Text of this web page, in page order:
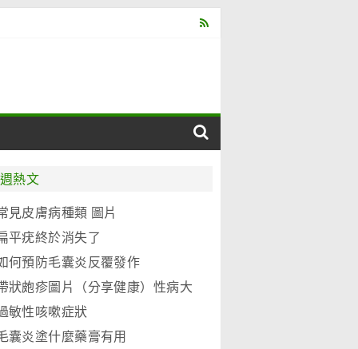
熱文
見皮膚病種類 圖片
平疣終於消失了
何預防毛囊炎反覆發作
狀皰疹圖片（分享健康）性病大
敏性咳嗽症狀
囊炎塗什麼藥膏有用